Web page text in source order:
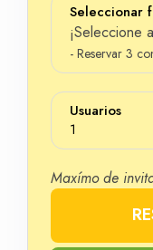
Seleccionar
¡Seleccione
- Reservar 3
Usuarios
1
Maxímo de